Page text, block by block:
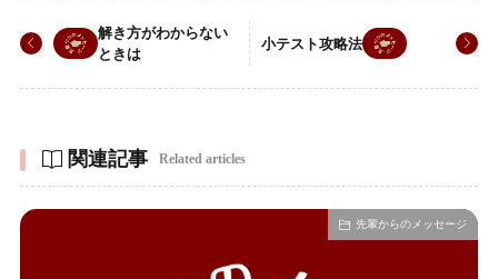
解き方がわからない
ときは
小テスト攻略法
関連記事 Related articles
先輩からのメッセージ